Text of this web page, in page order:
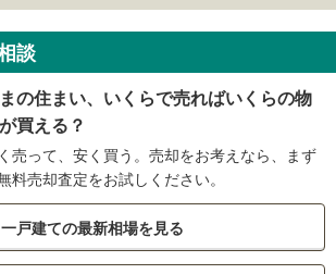
談
の住まい、いくらで売ればいくらの物
買える？
売って、安く買う。売却をお考えなら、まず
料売却査定をお試しください。
一戸建ての最新相場を見る